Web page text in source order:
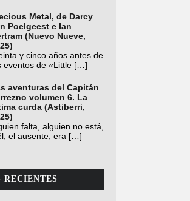
Metal, de Darcy
Poelgeest e Ian
(Nuevo Nueve,
y cinco años antes de
eventos de «Little […]
aventuras del Capitán
volumen 6. La
curda (Astiberri,
falta, alguien no está,
el ausente, era […]
RECIENTES